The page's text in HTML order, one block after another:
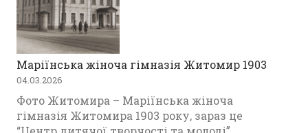
Маріїнська жіноча гімназія Житомир 1903
04.03.2026
Фото Житомира – Маріїнська жіноча
гімназія Житомира 1903 року, зараз це